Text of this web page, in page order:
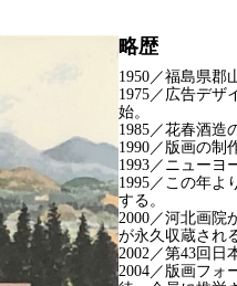
略歴
1950／福島県郡
1975／広告デザ
始。
1985／花春酒造
1990／版画の制
1993／ニューヨ
1995／この年よ
する。
2000／河北画院
が永久収蔵され
2002／第43回日
2004／版画フォ